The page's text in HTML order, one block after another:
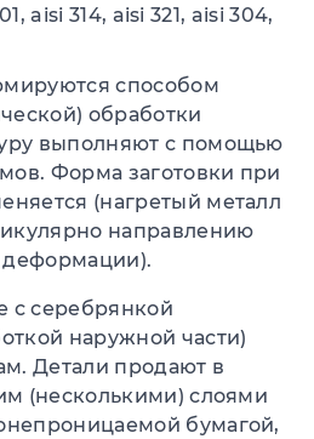
aisi 314, aisi 321, aisi 304,
способом
обработки
выполняют с помощью
Форма заготовки при
(нагретый металл
направлению
с серебрянкой
наружной части)
Детали продают в
(несколькими) слоями
бумагой,